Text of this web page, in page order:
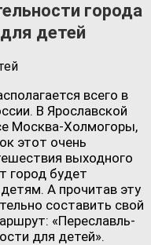
города
детей
всего в
В Ярославской
Москва-Холмогоры,
этот очень
выходного
город будет
А прочитав эту
составить свой
«Переславль-
для детей».